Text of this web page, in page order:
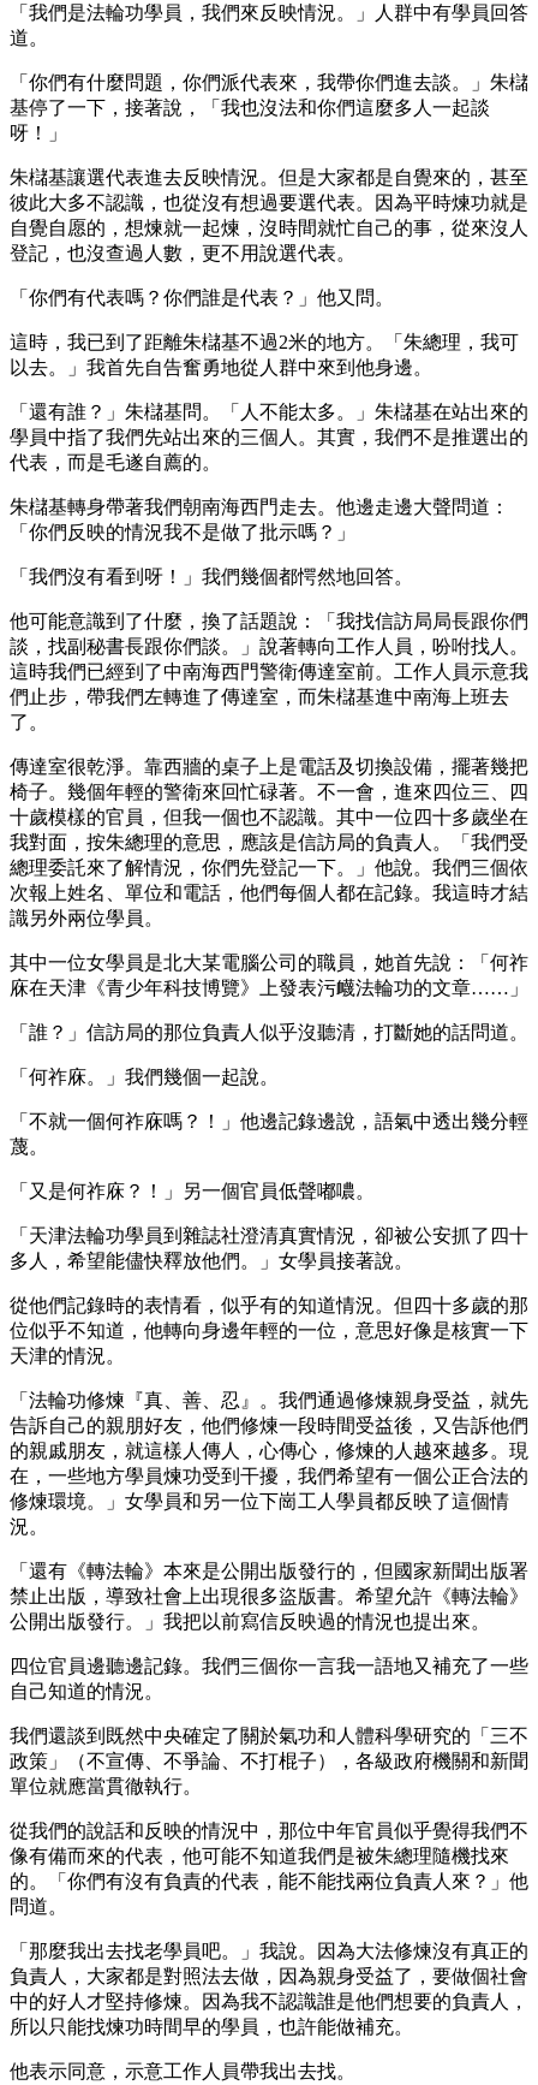
「我們是法輪功學員，我們來反映情況。」人群中有學員回答
道。
「你們有什麼問題，你們派代表來，我帶你們進去談。」朱櫧
基停了一下，接著說，「我也沒法和你們這麼多人一起談
呀！」
朱櫧基讓選代表進去反映情況。但是大家都是自覺來的，甚至
彼此大多不認識，也從沒有想過要選代表。因為平時煉功就是
自覺自愿的，想煉就一起煉，沒時間就忙自己的事，從來沒人
登記，也沒查過人數，更不用說選代表。
「你們有代表嗎？你們誰是代表？」他又問。
這時，我已到了距離朱櫧基不過2米的地方。「朱總理，我可
以去。」我首先自告奮勇地從人群中來到他身邊。
「還有誰？」朱櫧基問。「人不能太多。」朱櫧基在站出來的
學員中指了我們先站出來的三個人。其實，我們不是推選出的
代表，而是毛遂自薦的。
朱櫧基轉身帶著我們朝南海西門走去。他邊走邊大聲問道：
「你們反映的情況我不是做了批示嗎？」
「我們沒有看到呀！」我們幾個都愕然地回答。
他可能意識到了什麼，換了話題說：「我找信訪局局長跟你們
談，找副秘書長跟你們談。」說著轉向工作人員，吩咐找人。
這時我們已經到了中南海西門警衛傳達室前。工作人員示意我
們止步，帶我們左轉進了傳達室，而朱櫧基進中南海上班去
了。
傳達室很乾淨。靠西牆的桌子上是電話及切換設備，擺著幾把
椅子。幾個年輕的警衛來回忙碌著。不一會，進來四位三、四
十歲模樣的官員，但我一個也不認識。其中一位四十多歲坐在
我對面，按朱總理的意思，應該是信訪局的負責人。「我們受
總理委託來了解情況，你們先登記一下。」他說。我們三個依
次報上姓名、單位和電話，他們每個人都在記錄。我這時才結
識另外兩位學員。
其中一位女學員是北大某電腦公司的職員，她首先說：「何祚
庥在天津《青少年科技博覽》上發表污衊法輪功的文章……」
「誰？」信訪局的那位負責人似乎沒聽清，打斷她的話問道。
「何祚庥。」我們幾個一起說。
「不就一個何祚庥嗎？！」他邊記錄邊說，語氣中透出幾分輕
蔑。
「又是何祚庥？！」另一個官員低聲嘟噥。
「天津法輪功學員到雜誌社澄清真實情況，卻被公安抓了四十
多人，希望能儘快釋放他們。」女學員接著說。
從他們記錄時的表情看，似乎有的知道情況。但四十多歲的那
位似乎不知道，他轉向身邊年輕的一位，意思好像是核實一下
天津的情況。
「法輪功修煉『真、善、忍』。我們通過修煉親身受益，就先
告訴自己的親朋好友，他們修煉一段時間受益後，又告訴他們
的親戚朋友，就這樣人傳人，心傳心，修煉的人越來越多。現
在，一些地方學員煉功受到干擾，我們希望有一個公正合法的
修煉環境。」女學員和另一位下崗工人學員都反映了這個情
況。
「還有《轉法輪》本來是公開出版發行的，但國家新聞出版署
禁止出版，導致社會上出現很多盜版書。希望允許《轉法輪》
公開出版發行。」我把以前寫信反映過的情況也提出來。
四位官員邊聽邊記錄。我們三個你一言我一語地又補充了一些
自己知道的情況。
我們還談到既然中央確定了關於氣功和人體科學研究的「三不
政策」（不宣傳、不爭論、不打棍子），各級政府機關和新聞
單位就應當貫徹執行。
從我們的說話和反映的情況中，那位中年官員似乎覺得我們不
像有備而來的代表，他可能不知道我們是被朱總理隨機找來
的。「你們有沒有負責的代表，能不能找兩位負責人來？」他
問道。
「那麼我出去找老學員吧。」我說。因為大法修煉沒有真正的
負責人，大家都是對照法去做，因為親身受益了，要做個社會
中的好人才堅持修煉。因為我不認識誰是他們想要的負責人，
所以只能找煉功時間早的學員，也許能做補充。
他表示同意，示意工作人員帶我出去找。